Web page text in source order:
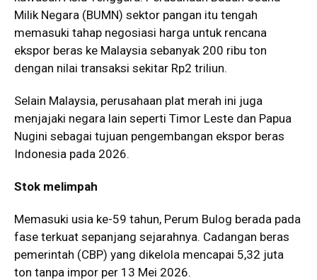
Milik Negara (BUMN) sektor pangan itu tengah
memasuki tahap negosiasi harga untuk rencana
ekspor beras ke Malaysia sebanyak 200 ribu ton
dengan nilai transaksi sekitar Rp2 triliun.
Selain Malaysia, perusahaan plat merah ini juga
menjajaki negara lain seperti Timor Leste dan Papua
Nugini sebagai tujuan pengembangan ekspor beras
Indonesia pada 2026.
Stok melimpah
Memasuki usia ke-59 tahun, Perum Bulog berada pada
fase terkuat sepanjang sejarahnya. Cadangan beras
pemerintah (CBP) yang dikelola mencapai 5,32 juta
ton tanpa impor per 13 Mei 2026.